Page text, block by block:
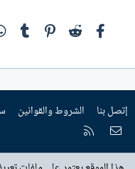
فيسبوكReddit
إتصل بنا الشروط والقوانين
إتصل بنا